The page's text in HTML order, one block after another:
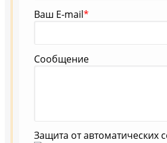
Ваш E-mail*
Сообщение
Защита от автоматических